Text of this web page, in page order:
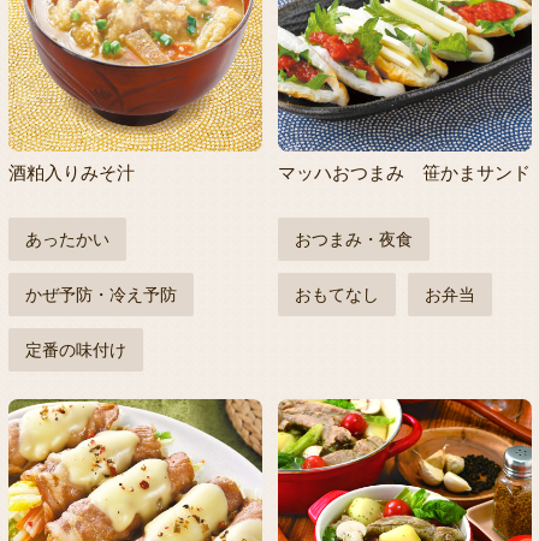
酒粕入りみそ汁
あったかい
かぜ予防・冷え予防
定番の味付け
マッハおつまみ 笹かまサンド
おつまみ・夜食
おもてなし お弁当